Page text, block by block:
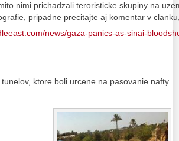
nimi prichadzali teroristicke skupiny na
pripadne precitajte aj komentar v
news/gaza-panics-as-sinai-
ktore boli urcene na pasovanie nafty.